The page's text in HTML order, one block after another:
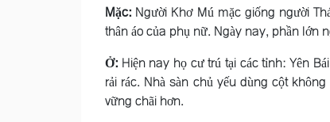
Mặc: Người Khơ Mú mặc giống người
thân áo của phụ nữ. Ngày nay, phần lớn
Ở: Hiện nay họ cư trú tại các tỉnh: Yên
rải rác. Nhà sàn chủ yếu dùng cột
vững chãi hơn.